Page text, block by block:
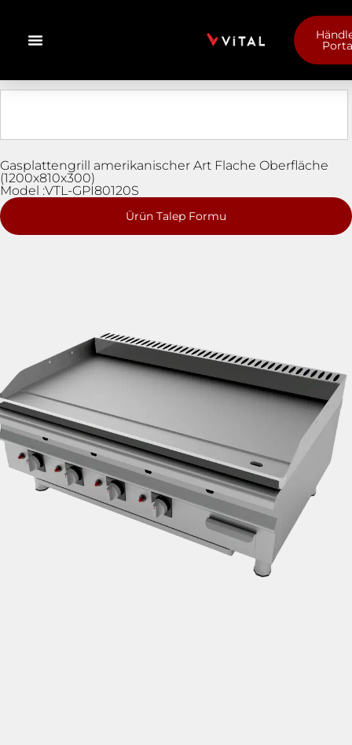
Gasplattengrill amerikanischer Art Flache Oberfläche
(1200x810x300)
Model :VTL-GPI80120S
Ürün Talep Formu